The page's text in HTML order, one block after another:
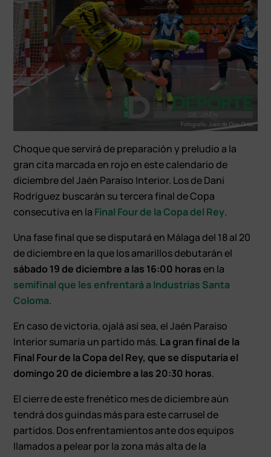
Choque que servirá de preparación y preludio a la
gran cita marcada en rojo en este calendario de
diciembre del Jaén Paraíso Interior. Los de Dani
Rodríguez buscarán su tercera final de Copa
consecutiva en la Final Four de la Copa del Rey.
Una fase final que se disputará en Málaga del 18 al 20
de diciembre en la que los amarillos debutarán el
sábado 19 de diciembre a las 16:00 horasen la
semifinal que les enfrentará a Industrias Santa
Coloma.
En caso de victoria, ojalá así sea, el Jaén Paraíso
Interior sumaría un partido más. La gran final de la
Final Four de la Copa del Rey, que se disputaría el
domingo 20 de diciembre a las 20:30 horas.
El cierre de este frenético mes de diciembre aún
tendrá dos guindas más para este carrusel de
partidos. Dos enfrentamientos ante dos equipos
llamados a pelear por la zona más alta de la